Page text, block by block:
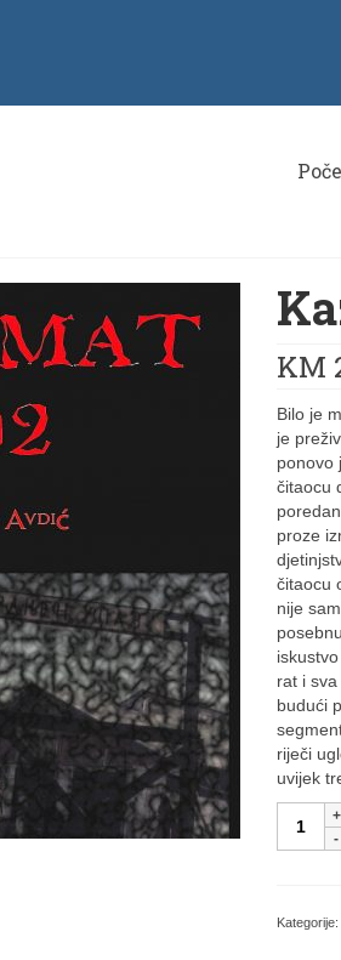
KM
Bilo je
je
ponovo
čitaocu
proze
čitaocu
nije
rat i
budući
riječi
uvijek
Kazamat
202
Kategorije: